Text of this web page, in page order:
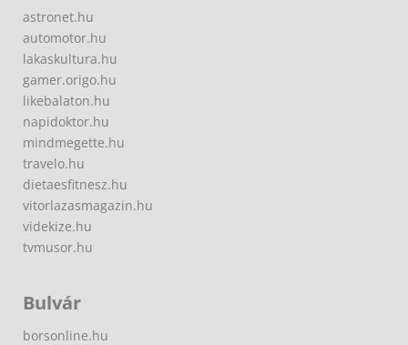
astronet.hu
automotor.hu
lakaskultura.hu
gamer.origo.hu
likebalaton.hu
napidoktor.hu
mindmegette.hu
travelo.hu
dietaesfitnesz.hu
vitorlazasmagazin.hu
videkize.hu
tvmusor.hu
Bulvár
borsonline.hu